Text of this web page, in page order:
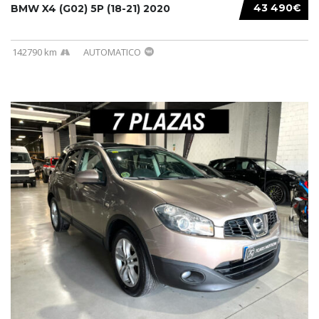
43 490€
BMW X4 (G02) 5P (18-21) 2020
142790 km AUTOMATICO